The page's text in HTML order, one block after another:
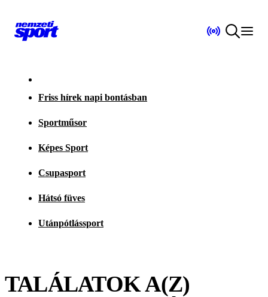
Friss hírek napi bontásban
Sportműsor
Képes Sport
Csupasport
Hátsó füves
Utánpótlássport
TALÁLATOK A(Z)